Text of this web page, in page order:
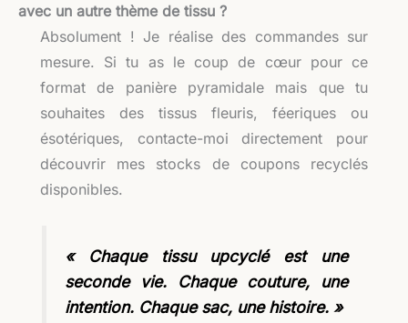
avec un autre thème de tissu ?
Absolument ! Je réalise des commandes sur
mesure. Si tu as le coup de cœur pour ce
format de panière pyramidale mais que tu
souhaites des tissus fleuris, féeriques ou
ésotériques, contacte-moi directement pour
découvrir mes stocks de coupons recyclés
disponibles.
« Chaque tissu upcyclé est une
seconde vie. Chaque couture, une
intention. Chaque sac, une histoire. »